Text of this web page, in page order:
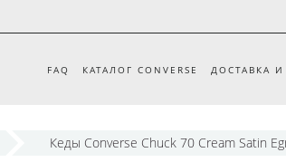
FAQ КАТАЛОГ CONVERSE ДОСТАВКА
Кеды Converse Chuck 70 Cream Satin